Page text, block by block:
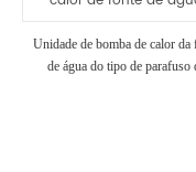
Unidade de bomba de calor da
de água do tipo de parafuso